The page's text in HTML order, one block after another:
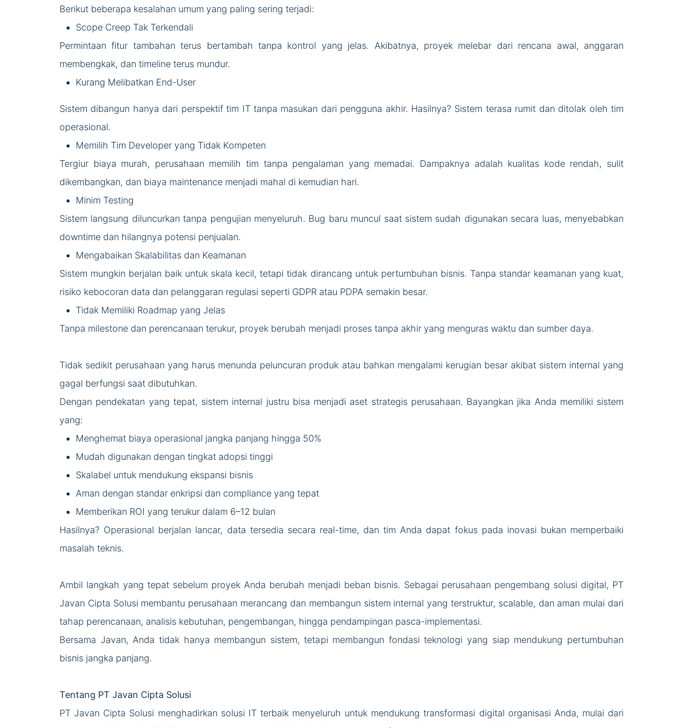
Berikut beberapa kesalahan umum yang paling sering terjadi:
Scope Creep Tak Terkendali
Permintaan fitur tambahan terus bertambah tanpa kontrol yang jelas. Akibatnya, proyek melebar dari rencana awal, anggaran
membengkak, dan timeline terus mundur.
Kurang Melibatkan End-User
Sistem dibangun hanya dari perspektif tim IT tanpa masukan dari pengguna akhir. Hasilnya? Sistem terasa rumit dan ditolak oleh tim
operasional.
Memilih Tim Developer yang Tidak Kompeten
Tergiur biaya murah, perusahaan memilih tim tanpa pengalaman yang memadai. Dampaknya adalah kualitas kode rendah, sulit
dikembangkan, dan biaya maintenance menjadi mahal di kemudian hari.
Minim Testing
Sistem langsung diluncurkan tanpa pengujian menyeluruh. Bug baru muncul saat sistem sudah digunakan secara luas, menyebabkan
downtime dan hilangnya potensi penjualan.
Mengabaikan Skalabilitas dan Keamanan
Sistem mungkin berjalan baik untuk skala kecil, tetapi tidak dirancang untuk pertumbuhan bisnis. Tanpa standar keamanan yang kuat,
risiko kebocoran data dan pelanggaran regulasi seperti GDPR atau PDPA semakin besar.
Tidak Memiliki Roadmap yang Jelas
Tanpa milestone dan perencanaan terukur, proyek berubah menjadi proses tanpa akhir yang menguras waktu dan sumber daya.
Tidak sedikit perusahaan yang harus menunda peluncuran produk atau bahkan mengalami kerugian besar akibat sistem internal yang
gagal berfungsi saat dibutuhkan.
Dengan pendekatan yang tepat, sistem internal justru bisa menjadi aset strategis perusahaan. Bayangkan jika Anda memiliki sistem
yang:
Menghemat biaya operasional jangka panjang hingga 50%
Mudah digunakan dengan tingkat adopsi tinggi
Skalabel untuk mendukung ekspansi bisnis
Aman dengan standar enkripsi dan compliance yang tepat
Memberikan ROI yang terukur dalam 6–12 bulan
Hasilnya? Operasional berjalan lancar, data tersedia secara real-time, dan tim Anda dapat fokus pada inovasi bukan memperbaiki
masalah teknis.
Ambil langkah yang tepat sebelum proyek Anda berubah menjadi beban bisnis. Sebagai perusahaan pengembang solusi digital, PT
Javan Cipta Solusi membantu perusahaan merancang dan membangun sistem internal yang terstruktur, scalable, dan aman mulai dari
tahap perencanaan, analisis kebutuhan, pengembangan, hingga pendampingan pasca-implementasi.
Bersama Javan, Anda tidak hanya membangun sistem, tetapi membangun fondasi teknologi yang siap mendukung pertumbuhan
bisnis jangka panjang.
Tentang PT Javan Cipta Solusi
PT Javan Cipta Solusi menghadirkan solusi IT terbaik menyeluruh untuk mendukung transformasi digital organisasi Anda, mulai dari